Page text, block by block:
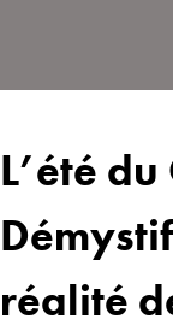
L’été
réalité